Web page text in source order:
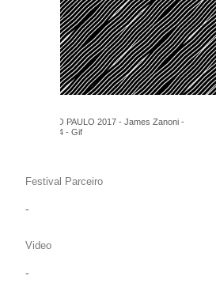
FILE SÃO PAULO 2017 - James Zanoni -
test_0514 - Gif
Festival Parceiro
-
Video
-